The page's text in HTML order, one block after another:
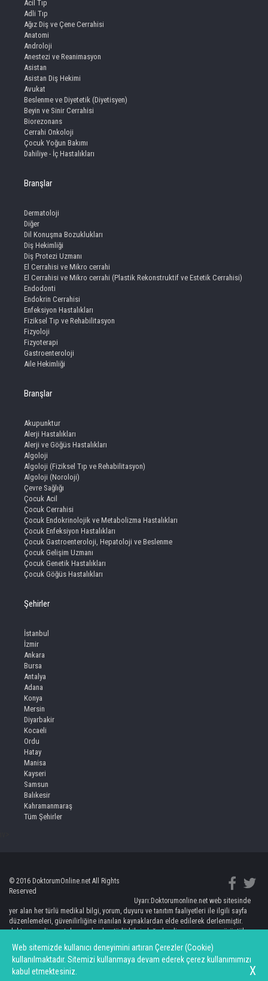
Web sitemizde kullanıcı deneyimini artıran Çerezler (Cookie)
kullanılmaktadır. Sitemizi kullanmaya devam ederek çerez kullanımımızı
kabul etmektesiniz.
X
Acil Tıp
Adli Tıp
Ağız Diş ve Çene Cerrahisi
Anatomi
Androloji
Anestezi ve Reanimasyon
Asistan
Asistan Diş Hekimi
Avukat
Beslenme ve Diyetetik (Diyetisyen)
Beyin ve Sinir Cerrahisi
Biorezonans
Cerrahi Onkoloji
Çocuk Yoğun Bakımı
Dahiliye - İç Hastalıkları
Branşlar
Dermatoloji
Diğer
Dil Konuşma Bozuklukları
Diş Hekimliği
Diş Protezi Uzmanı
El Cerrahisi ve Mikro cerrahi
El Cerrahisi ve Mikro cerrahi (Plastik Rekonstruktif ve Estetik Cerrahisi)
Endodonti
Endokrin Cerrahisi
Enfeksiyon Hastalıkları
Fiziksel Tıp ve Rehabilitasyon
Fizyoloji
Fizyoterapi
Gastroenteroloji
Aile Hekimliği
Branşlar
Akupunktur
Alerji Hastalıkları
Alerji ve Göğüs Hastalıkları
Algoloji
Algoloji (Fiziksel Tıp ve Rehabilitasyon)
Algoloji (Noroloji)
Çevre Sağlığı
Çocuk Acil
Çocuk Cerrahisi
Çocuk Endokrinolojik ve Metabolizma Hastalıkları
Çocuk Enfeksiyon Hastalıkları
Çocuk Gastroenteroloji, Hepatoloji ve Beslenme
Çocuk Gelişim Uzmanı
Çocuk Genetik Hastalıkları
Çocuk Göğüs Hastalıkları
Şehirler
İstanbul
İzmir
Ankara
Bursa
Antalya
Adana
Konya
Mersin
Diyarbakir
Kocaeli
Ordu
Hatay
Manisa
Kayseri
Samsun
Balıkesir
Kahramanmaraş
Tüm Şehirler
© 2016 DoktorumOnline.net All Rights
Reserved
Uyarı:Doktorumonline.net web sitesinde
yer alan her türlü medikal bilgi, yorum, duyuru ve tanıtım faaliyetleri ile ilgili sayfa
düzenlemeleri, güvenilirliğine inanılan kaynaklardan elde edilerek derlenmiştir.
doktorumonline.net de yer alan her türlü bilgi, değerlendirme, yorum ve görüntüler
teşhis ve tedaviye yönlendirilmesi anlamına gelmemektedir. Burada yer alan bilgi ve
değerlendirmelerin uygulanması sonucunda ortaya çıkacak doğrudan ve/veya
dolaylı zararlardan doktorumonline.net sorumlu olmayacaktır.